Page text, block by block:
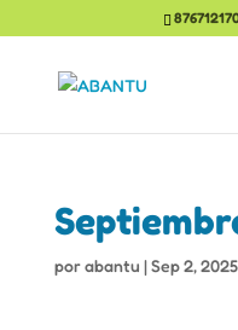
porabantu |Sep 2, 2025